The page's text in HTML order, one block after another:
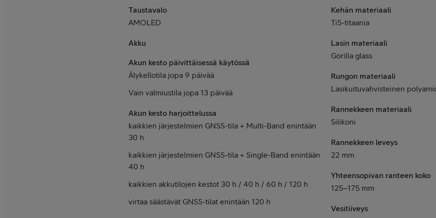
Taustavalo
AMOLED
Akku
Akun kesto päivittäisessä käytössä
Älykellotila jopa 9 päivää
Vain valmiustila jopa 13 päivää
Akun kesto harjoittelussa
kaikkien järjestelmien GNSS-tila + Multi-Band enintään
30 h
kaikkien järjestelmien GNSS-tila + Single-Band enintään
40 h
kaikkien akkutilojen kestot 30 h / 40 h / 60 h / 120 h
virtaa säästävät GNSS-tilat enintään 120 h
Kehän materiaali
Ti5-titaania
Lasin materiaali
Gorilla glass
Rungon materiaali
Lasikuituvahvisteinen
Rannekkeen materiaali
Silikoni
Rannekkeen leveys
22 mm
Yhteensopivan ranteen koko
125–175 mm
Vesitiiveys